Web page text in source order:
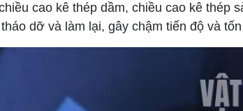
cao kê thép dầm, chiều cao kê thép
dỡ và làm lại, gây chậm tiến độ và